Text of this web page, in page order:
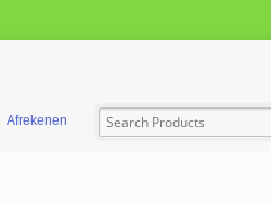
Afrekenen